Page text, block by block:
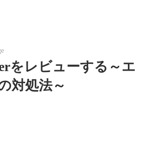
をレビューする～エ
対処法～